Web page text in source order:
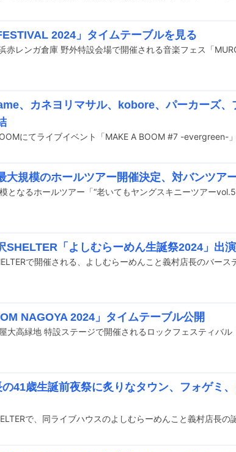
2024」タイムテーブルを見る
、カネヨリマサル、kobore、パーカーズ、
にてライブイベント「MAKE A BOOM #7 -evergreen-」
大規模のホールツアー開催決定、対バンツア
SHELTER「よしむらーめん生誕祭2024」出
NAGOYA 2024」タイムテーブル公開
41歳生誕前夜祭に炙りなタウン、フォゲミ